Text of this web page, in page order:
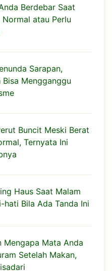
Berdebar Saat
Normal atau Perlu
Sarapan,
Bisa Mengganggu
Buncit Meski Berat
Ternyata Ini
Haus Saat Malam
hati Bila Ada Tanda Ini
Mengapa Mata Anda
Setelah Makan,